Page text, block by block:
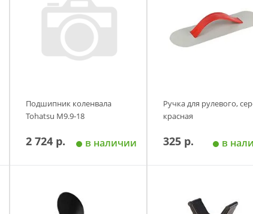
Подшипник коленвала
Tohatsu М9.9-18
2 724 р. в наличии
Ручка для рулевого,
красная
325 р. в